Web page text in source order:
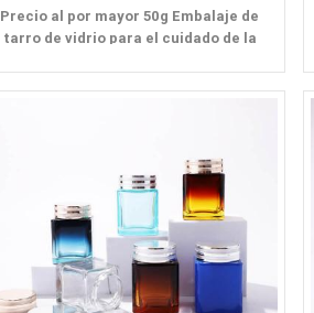
Precio al por mayor 50g Embalaje de
tarro de vidrio para el cuidado de la
Rasgo:
Solicitud:
Crema para la cara
Crema para los ojos